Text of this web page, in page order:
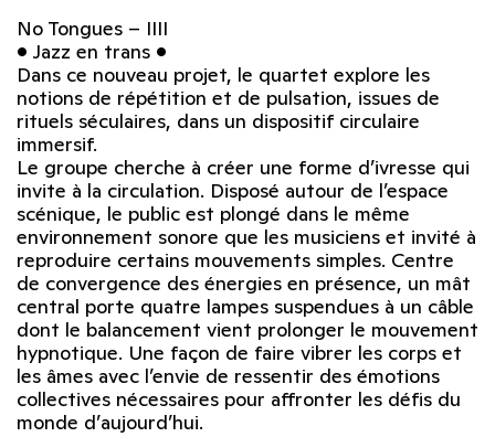
No Tongues – IIII
• Jazz en trans •
Dans ce nouveau projet, le quartet explore les
notions de répétition et de pulsation, issues de
rituels séculaires, dans un dispositif circulaire
immersif.
Le groupe cherche à créer une forme d’ivresse qui
invite à la circulation. Disposé autour de l’espace
scénique, le public est plongé dans le même
environnement sonore que les musiciens et invité à
reproduire certains mouvements simples. Centre
de convergence des énergies en présence, un mât
central porte quatre lampes suspendues à un câble
dont le balancement vient prolonger le mouvement
hypnotique. Une façon de faire vibrer les corps et
les âmes avec l’envie de ressentir des émotions
collectives nécessaires pour affronter les défis du
monde d’aujourd’hui.